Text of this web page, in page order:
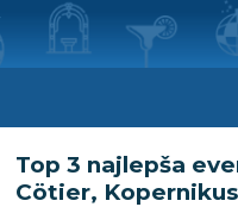
Top 3 najlepša
Cötier,